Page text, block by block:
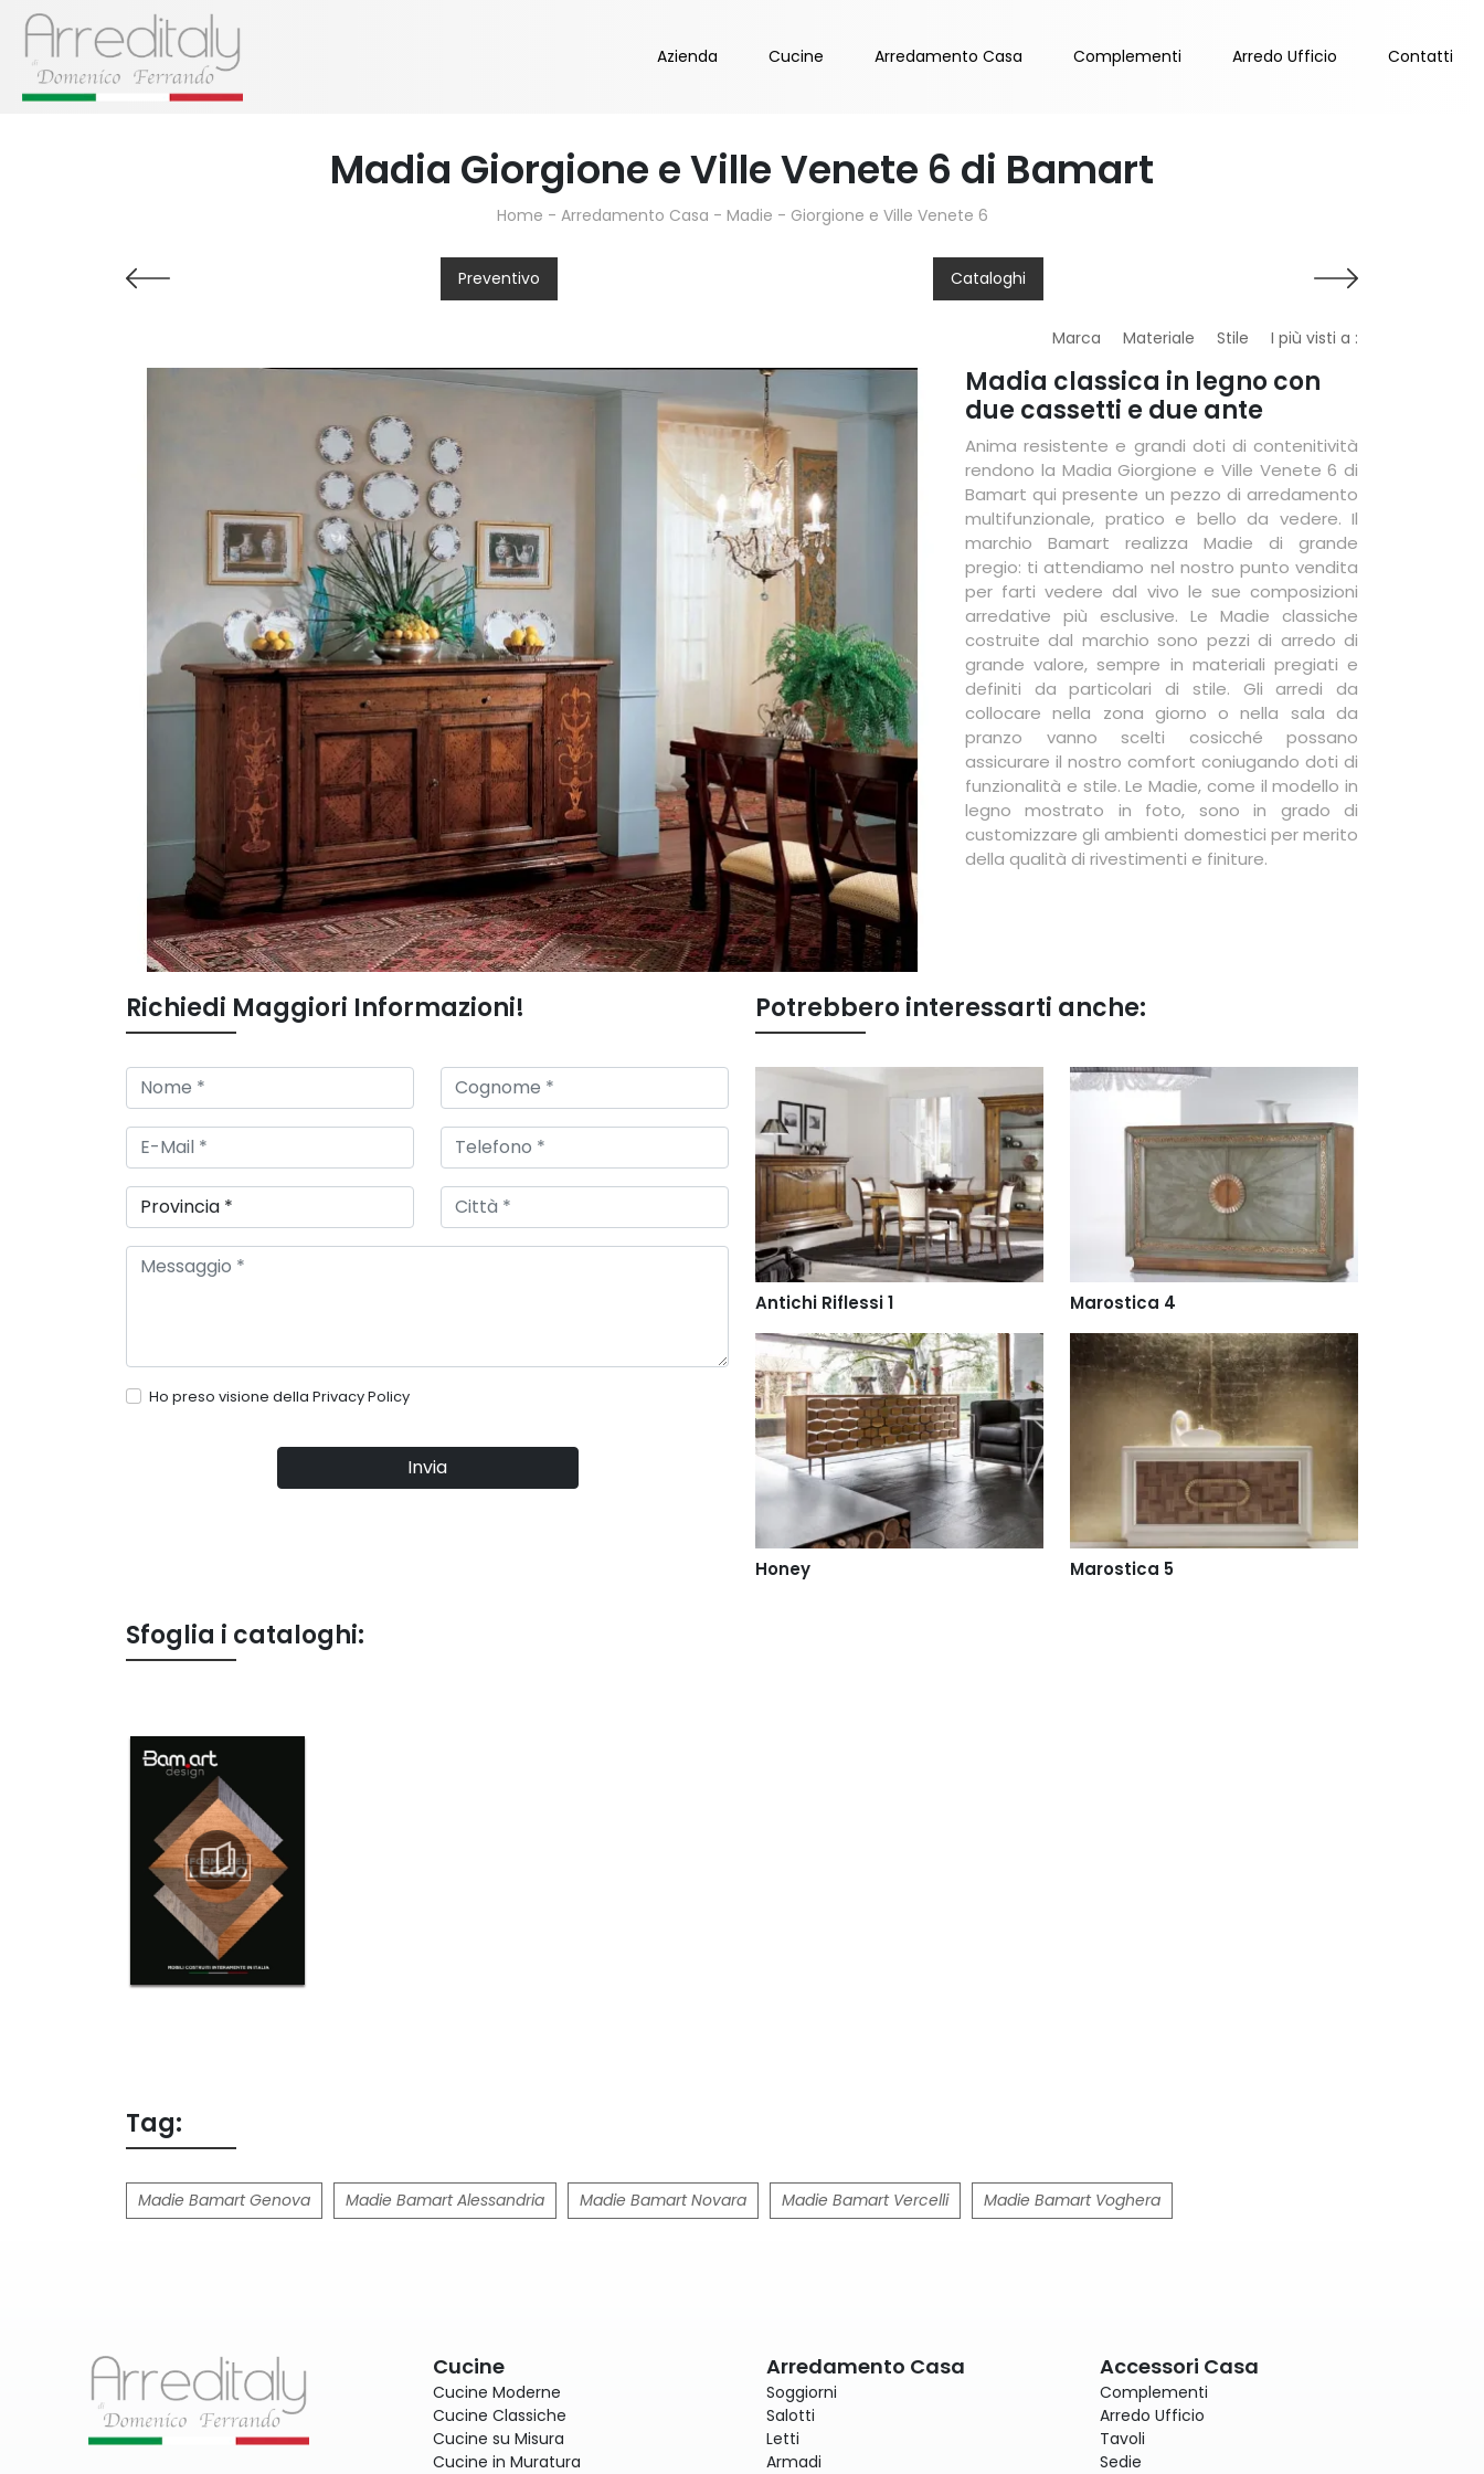
Azienda Cucine Arredamento Casa Complementi Arredo Ufficio Contatti
Madia Giorgione e Ville Venete 6 di Bamart
Home - Arredamento Casa - Madie - Giorgione e Ville Venete 6
Preventivo Cataloghi
Marca Materiale Stile I più visti a :
Madia classica in legno con
due cassetti e due ante
Anima resistente e grandi doti di contenitività
rendono la Madia Giorgione e Ville Venete 6 di
Bamart qui presente un pezzo di arredamento
multifunzionale, pratico e bello da vedere. Il
marchio Bamart realizza Madie di grande
pregio: ti attendiamo nel nostro punto vendita
per farti vedere dal vivo le sue composizioni
arredative più esclusive. Le Madie classiche
costruite dal marchio sono pezzi di arredo di
grande valore, sempre in materiali pregiati e
definiti da particolari di stile. Gli arredi da
collocare nella zona giorno o nella sala da
pranzo vanno scelti cosicché possano
assicurare il nostro comfort coniugando doti di
funzionalità e stile. Le Madie, come il modello in
legno mostrato in foto, sono in grado di
customizzare gli ambienti domestici per merito
della qualità di rivestimenti e finiture.
Richiedi Maggiori Informazioni!
Ho preso visione della Privacy Policy
Invia
Potrebbero interessarti anche:
Antichi Riflessi 1 Marostica 4
Honey Marostica 5
Sfoglia i cataloghi:
Tag:
Madie Bamart Genova Madie Bamart Alessandria Madie Bamart Novara Madie Bamart Vercelli Madie Bamart Voghera
Cucine
Cucine Moderne
Cucine Classiche
Cucine su Misura
Cucine in Muratura
Arredamento Casa
Soggiorni
Salotti
Letti
Armadi
Accessori Casa
Complementi
Arredo Ufficio
Tavoli
Sedie